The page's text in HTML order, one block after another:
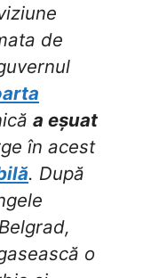
de
a eșuat
în acest
. După
o